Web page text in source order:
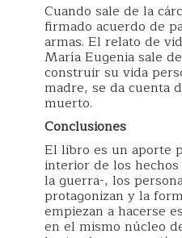
Cuando sale de la
firmado acuerdo de
armas. El relato de
María Eugenia sale
construir su vida
madre, se da cuenta
muerto.
Conclusiones
El libro es un aporte
interior de los
la guerra-, los
protagonizan y la
empiezan a hacerse
en el mismo núcleo